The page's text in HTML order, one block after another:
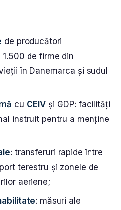
de producători
de firme din
în Danemarca și sudul
cu CEIV și GDP: facilități
instruit pentru a menține
: transferuri rapide între
terestru și zonele de
aeriene;
: măsuri ale